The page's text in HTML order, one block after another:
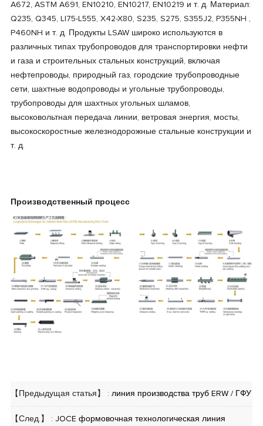
A672, ASTM A691, EN10210, EN10217, EN10219 и т. д. Материал:
Q235, Q345, Ll75-L555, X42-X80, S235, S275, S355J2, P355NH ,
P460NH и т. д. Продукты LSAW широко используются в
различных типах трубопроводов для транспортировки нефти
и газа и строительных стальных конструкций, включая
нефтепроводы, природный газ, городские трубопроводные
сети, шахтные водопроводы и угольные трубопроводы,
трубопроводы для шахтных угольных шламов,
высоковольтная передача линии, ветровая энергия, мосты,
высокоскоростные железнодорожные стальные конструкции и
т. д.
Производственный процесс
【Предыдущая статья】 : линия производства труб ERW / ГФУ
【След.】 : JOCE формовочная технологическая линия